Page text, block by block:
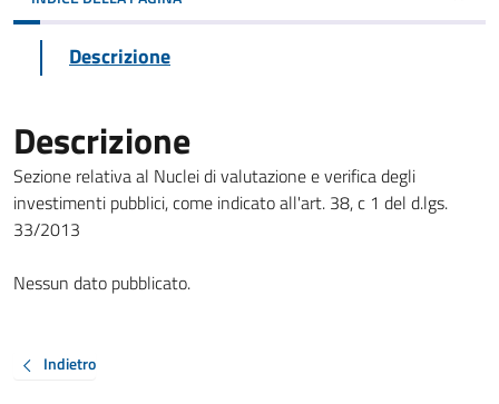
Descrizione
Descrizione
Sezione relativa al Nuclei di valutazione e verifica degli
investimenti pubblici, come indicato all'art. 38, c 1 del d.lgs.
33/2013
Nessun dato pubblicato.
Indietro